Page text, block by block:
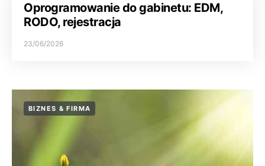
Oprogramowanie do gabinetu: EDM,
RODO, rejestracja
23/06/2026
BIZNES & FIRMA